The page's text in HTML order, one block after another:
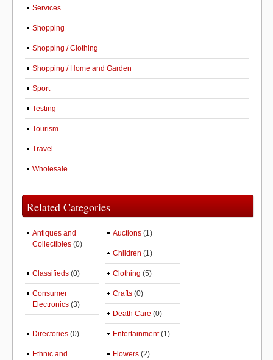
Services
Shopping
Shopping / Clothing
Shopping / Home and Garden
Sport
Testing
Tourism
Travel
Wholesale
Related Categories
Antiques and
Collectibles (0)
Auctions (1)
Children (1)
Classifieds (0) Clothing (5)
Consumer
Electronics (3)
Crafts (0)
Death Care (0)
Directories (0) Entertainment(1)
Ethnic and
Flowers (2)